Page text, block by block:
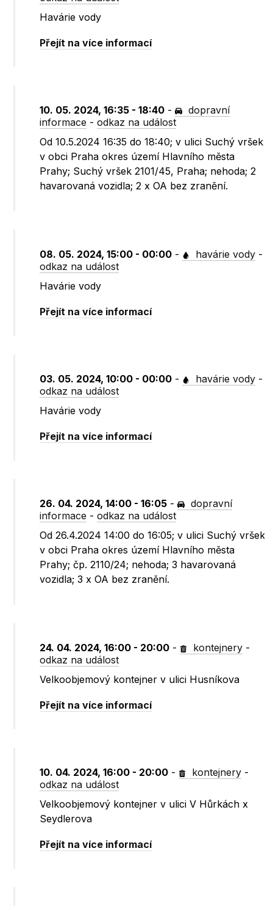
Havárie vody
Přejít na více informací
10. 05. 2024, 16:35 - 18:40 -
dopravní
informace -odkaz na událost
Od 10.5.2024 16:35 do 18:40; v ulici Suchý vršek
v obci Praha okres území Hlavního města
Prahy; Suchý vršek 2101/45, Praha; nehoda; 2
havarovaná vozidla; 2 x OA bez zranění.
08. 05. 2024, 15:00 - 00:00 - havárie vody -
odkaz na událost
Havárie vody
Přejít na více informací
03. 05. 2024, 10:00 - 00:00 - havárie vody -
odkaz na událost
Havárie vody
Přejít na více informací
26. 04. 2024, 14:00 - 16:05 -
dopravní
informace -odkaz na událost
Od 26.4.2024 14:00 do 16:05; v ulici Suchý vršek
v obci Praha okres území Hlavního města
Prahy; čp. 2110/24; nehoda; 3 havarovaná
vozidla; 3 x OA bez zranění.
24. 04. 2024, 16:00 - 20:00 - kontejnery -
odkaz na událost
Velkoobjemový kontejner v ulici Husníkova
Přejít na více informací
10. 04. 2024, 16:00 - 20:00 - kontejnery -
odkaz na událost
Velkoobjemový kontejner v ulici V Hůrkách x
Seydlerova
Přejít na více informací